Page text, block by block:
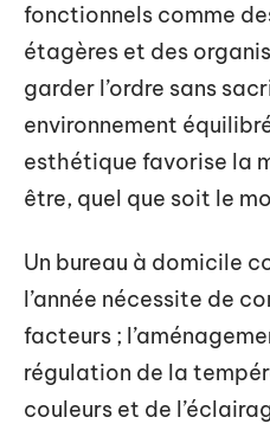
fonctionnels comme
étagères et des
garder l’ordre sans
environnement
esthétique favorise la
être, quel que soit le
Un bureau à domicile
l’année nécessite de
facteurs ;
régulation de la
couleurs et de